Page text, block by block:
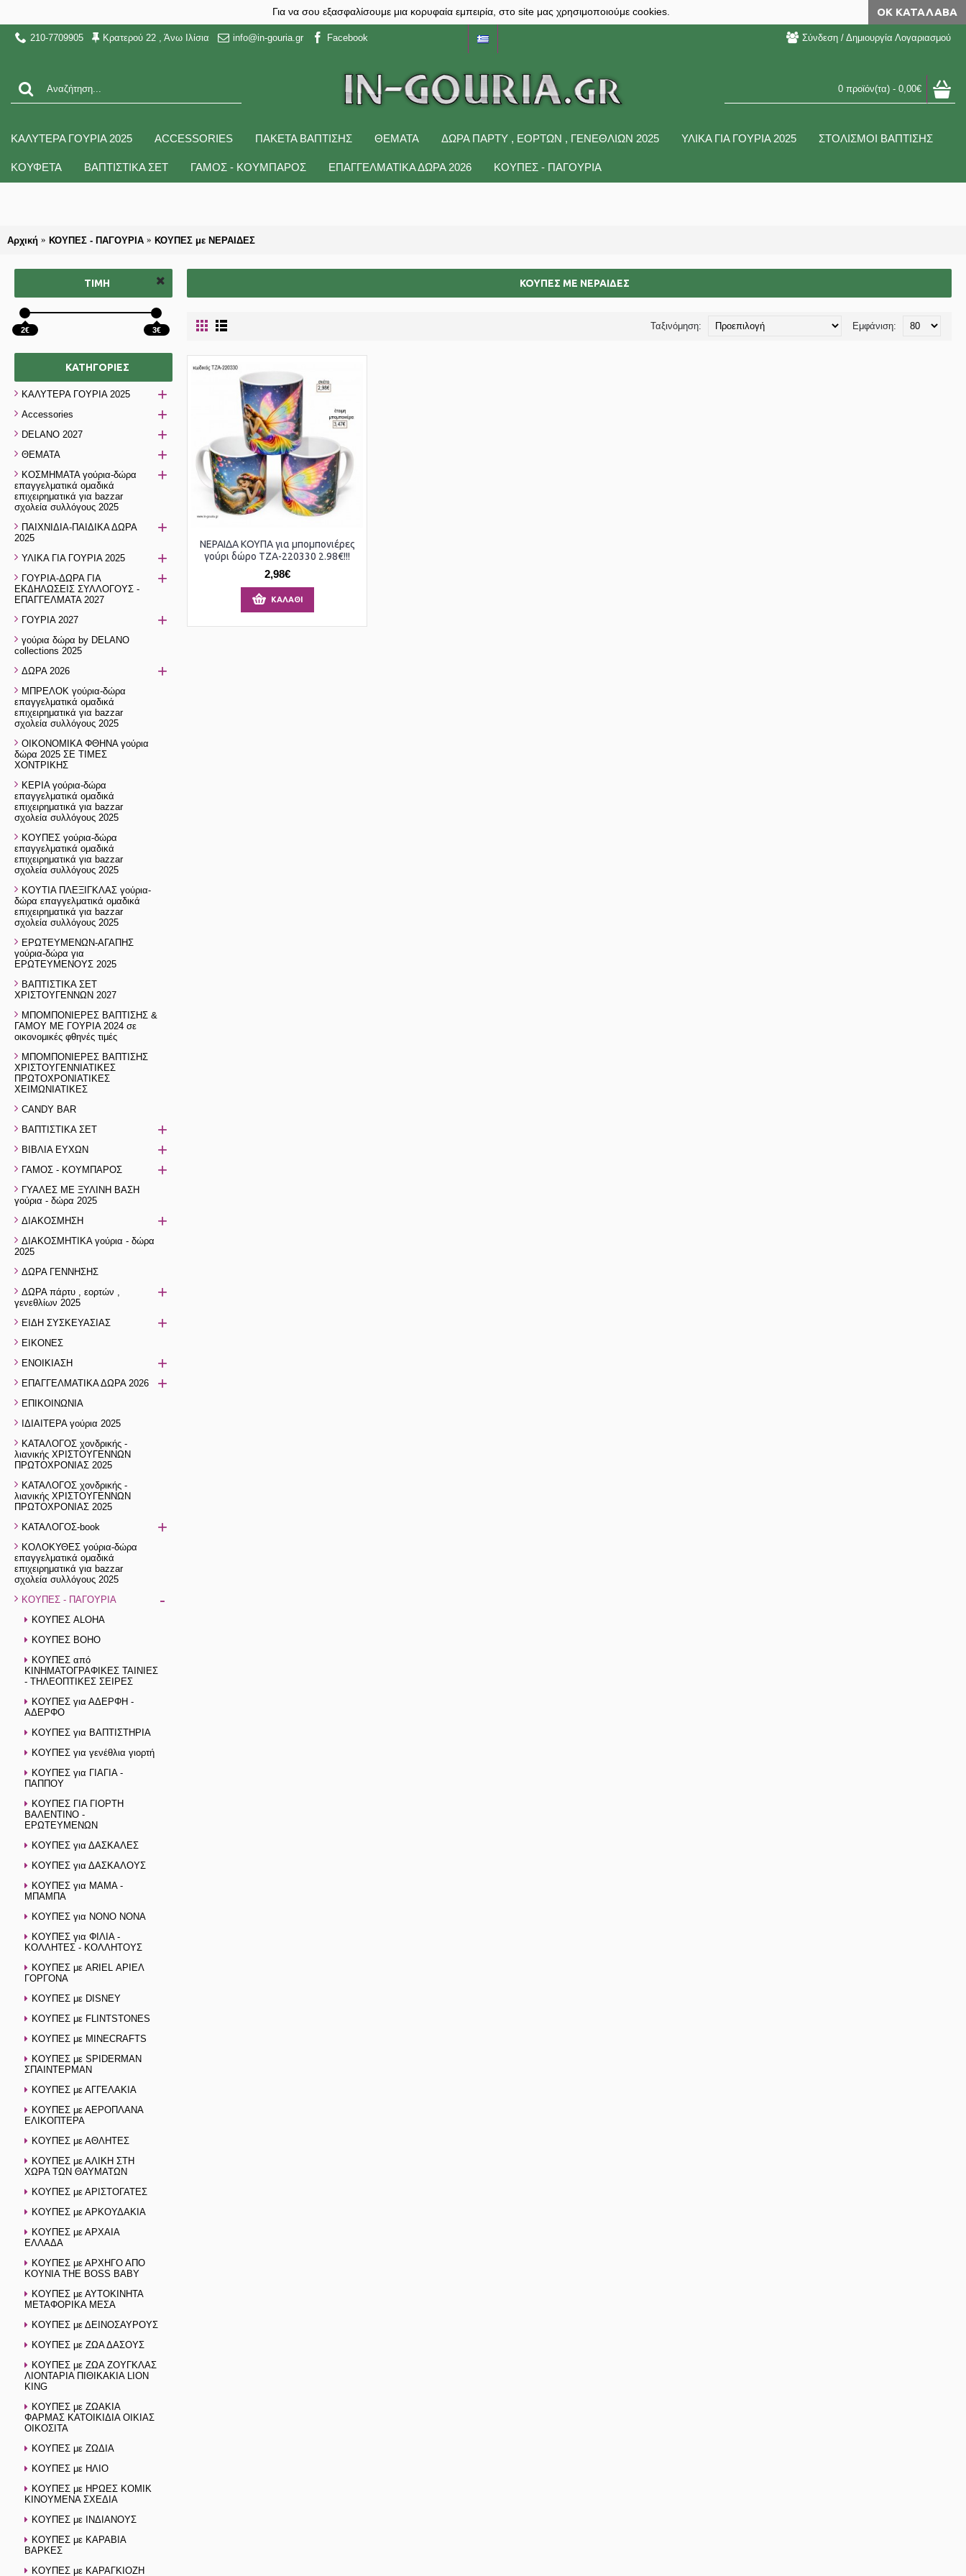
Για να σου εξασφαλίσουμε μια κορυφαία εμπειρία, στο site μας χρησιμοποιούμε cookies. ΟΚ ΚΑΤΆΛΑΒΑ
210-7709905 Κρατερού 22 , Άνω Ιλίσια info@in-gouria.gr Facebook Σύνδεση / Δημιουργία Λογαριασμού
0 προϊόν(τα) - 0,00€
ΚΑΛΥΤΕΡΑ ΓΟΥΡΙΑ 2025 ACCESSORIES ΠΑΚΕΤΑ ΒΑΠΤΙΣΗΣ ΘΕΜΑΤΑ ΔΩΡΑ ΠΆΡΤΥ , ΕΟΡΤΏΝ , ΓΕΝΕΘΛΊΩΝ 2025 ΥΛΙΚΑ ΓΙΑ ΓΟΥΡΙΑ 2025 ΣΤΟΛΙΣΜΟΙ ΒΑΠΤΙΣΗΣ
ΚΟΥΦΕΤΑ ΒΑΠΤΙΣΤΙΚΑ ΣΕΤ ΓΑΜΟΣ - ΚΟΥΜΠΑΡΟΣ ΕΠΑΓΓΕΛΜΑΤΙΚΑ ΔΩΡΑ 2026 ΚΟΥΠΕΣ - ΠΑΓΟΥΡΙΑ
Αρχική ΚΟΥΠΕΣ - ΠΑΓΟΥΡΙΑ ΚΟΥΠΕΣ με ΝΕΡΑΙΔΕΣ
ΤΙΜΉ
2€ 3€
ΚΑΤΗΓΟΡΊΕΣ
ΚΑΛΥΤΕΡΑ ΓΟΥΡΙΑ 2025 +
Accessories +
DELANO 2027 +
ΘΕΜΑΤΑ +
ΚΟΣΜΗΜΑΤΑ γούρια-δώρα
επαγγελματικά ομαδικά
επιχειρηματικά για bazzar
σχολεία συλλόγους 2025
+
ΠΑΙΧΝΙΔΙΑ-ΠΑΙΔΙΚΑ ΔΩΡΑ
2025
+
ΥΛΙΚΑ ΓΙΑ ΓΟΥΡΙΑ 2025 +
ΓΟΥΡΙΑ-ΔΩΡΑ ΓΙΑ
ΕΚΔΗΛΩΣΕΙΣ ΣΥΛΛΟΓΟΥΣ -
ΕΠΑΓΓΕΛΜΑΤΑ 2027
+
ΓΟΥΡΙΑ 2027 +
γούρια δώρα by DELANO
collections 2025
ΔΩΡΑ 2026
+
ΜΠΡΕΛΟΚ γούρια-δώρα
επαγγελματικά ομαδικά
επιχειρηματικά για bazzar
σχολεία συλλόγους 2025
ΟΙΚΟΝΟΜΙΚΑ ΦΘΗΝΑ γούρια
δώρα 2025 ΣΕ ΤΙΜΕΣ
ΧΟΝΤΡΙΚΗΣ
ΚΕΡΙΑ γούρια-δώρα
επαγγελματικά ομαδικά
επιχειρηματικά για bazzar
σχολεία συλλόγους 2025
ΚΟΥΠΕΣ γούρια-δώρα
επαγγελματικά ομαδικά
επιχειρηματικά για bazzar
σχολεία συλλόγους 2025
ΚΟΥΤΙΑ ΠΛΕΞΙΓΚΛΑΣ γούρια-
δώρα επαγγελματικά ομαδικά
επιχειρηματικά για bazzar
σχολεία συλλόγους 2025
ΕΡΩΤΕΥΜΕΝΩΝ-ΑΓΑΠΗΣ
γούρια-δώρα για
ΕΡΩΤΕΥΜΕΝΟΥΣ 2025
ΒΑΠΤΙΣΤΙΚΑ ΣΕΤ
ΧΡΙΣΤΟΥΓΕΝΝΩΝ 2027
ΜΠΟΜΠΟΝΙΕΡΕΣ ΒΑΠΤΙΣΗΣ &
ΓΑΜΟΥ ΜΕ ΓΟΥΡΙΑ 2024 σε
οικονομικές φθηνές τιμές
ΜΠΟΜΠΟΝΙΕΡΕΣ ΒΑΠΤΙΣΗΣ
ΧΡΙΣΤΟΥΓΕΝΝΙΑΤΙΚΕΣ
ΠΡΩΤΟΧΡΟΝΙΑΤΙΚΕΣ
ΧΕΙΜΩΝΙΑΤΙΚΕΣ
CANDY BAR
ΒΑΠΤΙΣΤΙΚΑ ΣΕΤ
+
ΒΙΒΛΙΑ ΕΥΧΩΝ +
ΓΑΜΟΣ - ΚΟΥΜΠΑΡΟΣ +
ΓΥΑΛΕΣ ΜΕ ΞΥΛΙΝΗ ΒΑΣΗ
γούρια - δώρα 2025
ΔΙΑΚΟΣΜΗΣΗ
+
ΔΙΑΚΟΣΜΗΤΙΚΑ γούρια - δώρα
2025
ΔΩΡΑ ΓΕΝΝΗΣΗΣ
ΔΩΡΑ πάρτυ , εορτών ,
γενεθλίων 2025
+
ΕΙΔΗ ΣΥΣΚΕΥΑΣΙΑΣ +
ΕΙΚΟΝΕΣ
ΕΝΟΙΚΙΑΣΗ
+
ΕΠΑΓΓΕΛΜΑΤΙΚΑ ΔΩΡΑ 2026 +
ΕΠΙΚΟΙΝΩΝΙΑ
ΙΔΙΑΙΤΕΡΑ γούρια 2025
ΚΑΤΑΛΟΓΟΣ χονδρικής -
λιανικής ΧΡΙΣΤΟΥΓΕΝΝΩΝ
ΠΡΩΤΟΧΡΟΝΙΑΣ 2025
ΚΑΤΑΛΟΓΟΣ χονδρικής -
λιανικής ΧΡΙΣΤΟΥΓΕΝΝΩΝ
ΠΡΩΤΟΧΡΟΝΙΑΣ 2025
ΚΑΤΑΛΟΓΟΣ-book
+
ΚΟΛΟΚΥΘΕΣ γούρια-δώρα
επαγγελματικά ομαδικά
επιχειρηματικά για bazzar
σχολεία συλλόγους 2025
ΚΟΥΠΕΣ - ΠΑΓΟΥΡΙΑ
-
ΚΟΥΠΕΣ ALOHA
ΚΟΥΠΕΣ BOHO
ΚΟΥΠΕΣ από
ΚΙΝΗΜΑΤΟΓΡΑΦΙΚΕΣ ΤΑΙΝΙΕΣ
- ΤΗΛΕΟΠΤΙΚΕΣ ΣΕΙΡΕΣ
ΚΟΥΠΕΣ για ΑΔΕΡΦΗ -
ΑΔΕΡΦΟ
ΚΟΥΠΕΣ για ΒΑΠΤΙΣΤΗΡΙΑ
ΚΟΥΠΕΣ για γενέθλια γιορτή
ΚΟΥΠΕΣ για ΓΙΑΓΙΑ -
ΠΑΠΠΟΥ
ΚΟΥΠΕΣ ΓΙΑ ΓΙΟΡΤΗ
ΒΑΛΕΝΤΙΝΟ -
ΕΡΩΤΕΥΜΕΝΩΝ
ΚΟΥΠΕΣ για ΔΑΣΚΑΛΕΣ
ΚΟΥΠΕΣ για ΔΑΣΚΑΛΟΥΣ
ΚΟΥΠΕΣ για ΜΑΜΑ -
ΜΠΑΜΠΑ
ΚΟΥΠΕΣ για ΝΟΝΟ ΝΟΝΑ
ΚΟΥΠΕΣ για ΦΙΛΙΑ -
ΚΟΛΛΗΤΕΣ - ΚΟΛΛΗΤΟΥΣ
ΚΟΥΠΕΣ με ARIEL ΑΡΙΕΛ
ΓΟΡΓΟΝΑ
ΚΟΥΠΕΣ με DISNEY
ΚΟΥΠΕΣ με FLINTSTONES
ΚΟΥΠΕΣ με MINECRAFTS
ΚΟΥΠΕΣ με SPIDERMAN
ΣΠΑΙΝΤΕΡΜΑΝ
ΚΟΥΠΕΣ με ΑΓΓΕΛΑΚΙΑ
ΚΟΥΠΕΣ με ΑΕΡΟΠΛΑΝΑ
ΕΛΙΚΟΠΤΕΡΑ
ΚΟΥΠΕΣ με ΑΘΛΗΤΕΣ
ΚΟΥΠΕΣ με ΑΛΙΚΗ ΣΤΗ
ΧΩΡΑ ΤΩΝ ΘΑΥΜΑΤΩΝ
ΚΟΥΠΕΣ με ΑΡΙΣΤΟΓΑΤΕΣ
ΚΟΥΠΕΣ με ΑΡΚΟΥΔΑΚΙΑ
ΚΟΥΠΕΣ με ΑΡΧΑΙΑ
ΕΛΛΑΔΑ
ΚΟΥΠΕΣ με ΑΡΧΗΓΟ ΑΠΟ
ΚΟΥΝΙΑ THE BOSS BABY
ΚΟΥΠΕΣ με ΑΥΤΟΚΙΝΗΤΑ
ΜΕΤΑΦΟΡΙΚΑ ΜΕΣΑ
ΚΟΥΠΕΣ με ΔΕΙΝΟΣΑΥΡΟΥΣ
ΚΟΥΠΕΣ με ΖΩΑ ΔΑΣΟΥΣ
ΚΟΥΠΕΣ με ΖΩΑ ΖΟΥΓΚΛΑΣ
ΛΙΟΝΤΑΡΙΑ ΠΙΘΙΚΑΚΙΑ LION
KING
ΚΟΥΠΕΣ με ΖΩΑΚΙΑ
ΦΑΡΜΑΣ ΚΑΤΟΙΚΙΔΙΑ ΟΙΚΙΑΣ
ΟΙΚΟΣΙΤΑ
ΚΟΥΠΕΣ με ΖΩΔΙΑ
ΚΟΥΠΕΣ με ΗΛΙΟ
ΚΟΥΠΕΣ με ΗΡΩΕΣ ΚΟΜΙΚ
ΚΙΝΟΥΜΕΝΑ ΣΧΕΔΙΑ
ΚΟΥΠΕΣ με ΙΝΔΙΑΝΟΥΣ
ΚΟΥΠΕΣ με ΚΑΡΑΒΙΑ
ΒΑΡΚΕΣ
ΚΟΥΠΕΣ με ΚΑΡΑΓΚΙΟΖΗ
ΚΟΥΠΕΣ ΜΕ ΝΕΡΑΙΔΕΣ
Εμφάνιση:
Ταξινόμηση:
ΝΕΡΑΙΔΑ ΚΟΥΠΑ για μπομπονιέρες
γούρι δώρο ΤΖΑ-220330 2.98€!!!
2,98€
ΚΑΛΆΘΙ